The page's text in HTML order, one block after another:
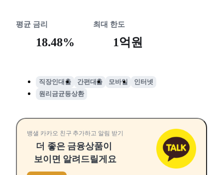
평균 금리
18.48%
최대 한도
1억원
직장인대출 간편대출 모바일
인터넷
원리금균등상환
뱅샐 카카오 친구 추가하고 알림 받기
더 좋은 금융상품이
보이면 알려드릴게요